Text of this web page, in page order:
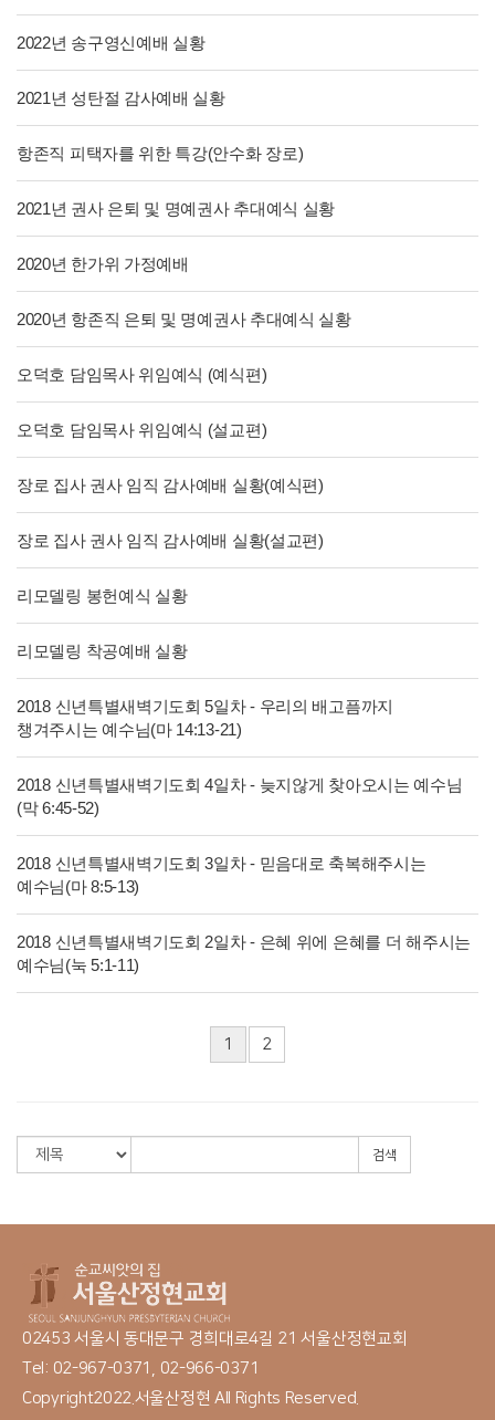
2022년 송구영신예배 실황
2021년 성탄절 감사예배 실황
항존직 피택자를 위한 특강(안수화 장로)
2021년 권사 은퇴 및 명예권사 추대예식 실황
2020년 한가위 가정예배
2020년 항존직 은퇴 및 명예권사 추대예식 실황
오덕호 담임목사 위임예식 (예식편)
오덕호 담임목사 위임예식 (설교편)
장로 집사 권사 임직 감사예배 실황(예식편)
장로 집사 권사 임직 감사예배 실황(설교편)
리모델링 봉헌예식 실황
리모델링 착공예배 실황
2018 신년특별새벽기도회 5일차 - 우리의 배고픔까지
챙겨주시는 예수님(마 14:13-21)
2018 신년특별새벽기도회 4일차 - 늦지않게 찾아오시는 예수님
(막 6:45-52)
2018 신년특별새벽기도회 3일차 - 믿음대로 축복해주시는
예수님(마 8:5-13)
2018 신년특별새벽기도회 2일차 - 은혜 위에 은혜를 더 해주시는
예수님(눅 5:1-11)
1 2
검색
02453 서울시 동대문구 경희대로4길 21 서울산정현교회
Tel: 02-967-0371, 02-966-0371
Copyright2022.서울산정현 All Rights Reserved.